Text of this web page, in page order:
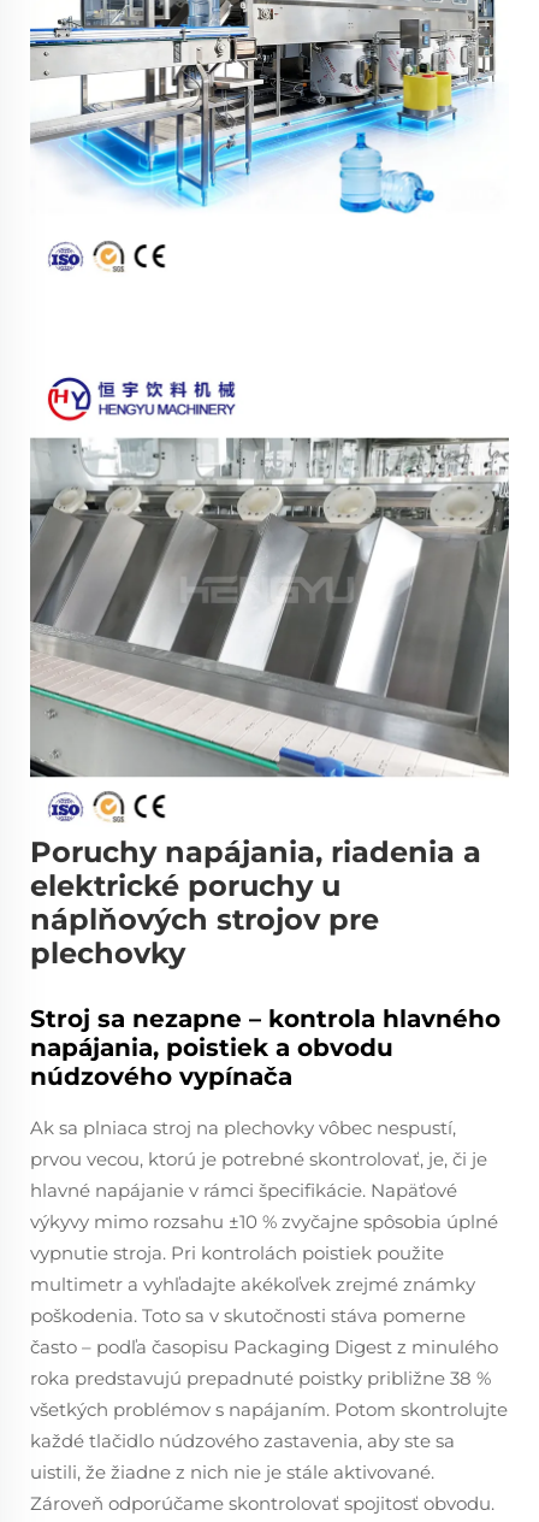
Poruchy napájania, riadenia a
elektrické poruchy u
náplňových strojov pre
plechovky
Stroj sa nezapne – kontrola hlavného
napájania, poistiek a obvodu
núdzového vypínača
Ak sa plniaca stroj na plechovky vôbec nespustí,
prvou vecou, ktorú je potrebné skontrolovať, je, či je
hlavné napájanie v rámci špecifikácie. Napäťové
výkyvy mimo rozsahu ±10 % zvyčajne spôsobia úplné
vypnutie stroja. Pri kontrolách poistiek použite
multimetr a vyhľadajte akékoľvek zrejmé známky
poškodenia. Toto sa v skutočnosti stáva pomerne
často – podľa časopisu Packaging Digest z minulého
roka predstavujú prepadnuté poistky približne 38 %
všetkých problémov s napájaním. Potom skontrolujte
každé tlačidlo núdzového zastavenia, aby ste sa
uistili, že žiadne z nich nie je stále aktivované.
Zároveň odporúčame skontrolovať spojitosť obvodu.